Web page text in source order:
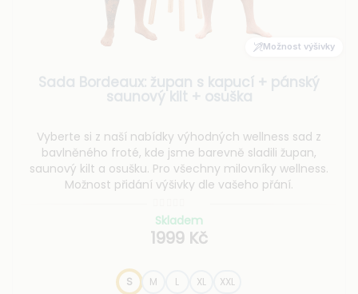
Možnost výšivky
Sada Bordeaux: župan s kapucí + pánský
saunový kilt + osuška
Vyberte si z naší nabídky výhodných wellness sad z
bavlněného froté, kde jsme barevně sladili župan,
saunový kilt a osušku. Pro všechny milovníky wellness.
Možnost přidání výšivky dle vašeho přání.
Skladem
1999 Kč
S M L XL XXL